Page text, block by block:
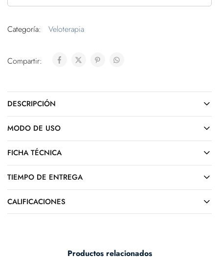
Categoría: Veloterapia
Compartir:
DESCRIPCIÓN
MODO DE USO
FICHA TÉCNICA
TIEMPO DE ENTREGA
CALIFICACIONES
Productos relacionados